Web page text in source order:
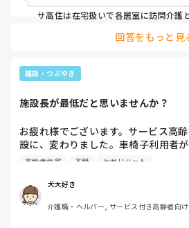
サ高住は在宅扱いで各居室に訪問介護
毎日、時間できっちり各職員に訪問介
す。
回答をもっと見
雑談・つぶやき
施設長が最低だと思いませんか？
お疲れ様でございます。サービス高
設に、変わりました。車椅子利用者
ある利用者が主です。はっきり言っ
す。特定介護施設になり利用者のADL
した。特定介護施設になってデイサ
者は、住宅となり、デイサービスが
高齢者住宅 不穏 ヒヤリハット
犬大好き
介護職・ヘルパー, サービス付き高齢者向